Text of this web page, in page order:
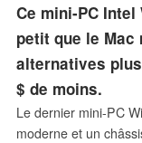
Ce mini-PC
petit que le
alternatives
$ de moins.
Le dernier mini-PC
moderne et un